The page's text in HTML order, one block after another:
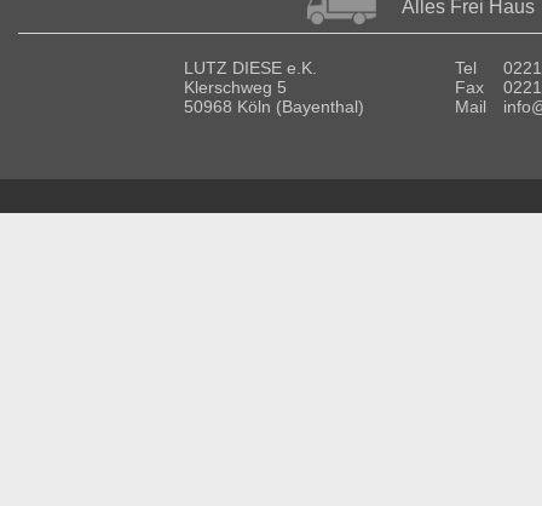
Alles Frei Haus
LUTZ DIESE e.K.
Klerschweg 5
50968 Köln (Bayenthal)
Tel
Fax
Mail